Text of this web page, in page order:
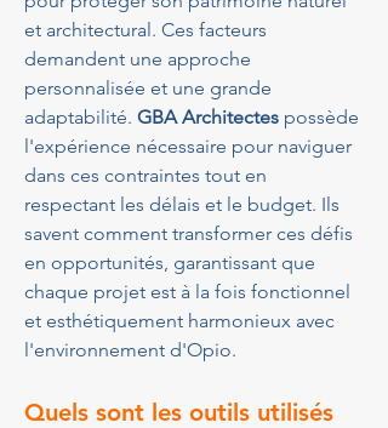
et architectural. Ces facteurs
demandent une approche
personnalisée et une grande
adaptabilité. GBA Architectes possède
l'expérience nécessaire pour naviguer
dans ces contraintes tout en
respectant les délais et le budget. Ils
savent comment transformer ces défis
en opportunités, garantissant que
chaque projet est à la fois fonctionnel
et esthétiquement harmonieux avec
l'environnement d'Opio.
Quels sont les outils utilisés